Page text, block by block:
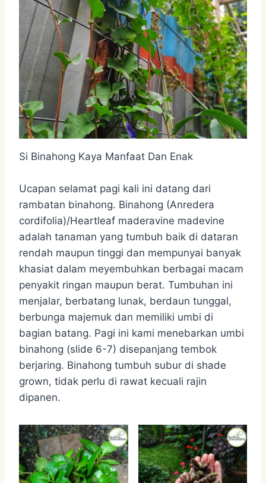
Si Binahong Kaya Manfaat Dan Enak
Ucapan selamat pagi kali ini datang dari
rambatan binahong. Binahong (Anredera
cordifolia)/Heartleaf maderavine madevine
adalah tanaman yang tumbuh baik di dataran
rendah maupun tinggi dan mempunyai banyak
khasiat dalam meyembuhkan berbagai macam
penyakit ringan maupun berat. Tumbuhan ini
menjalar, berbatang lunak, berdaun tunggal,
berbunga majemuk dan memiliki umbi di
bagian batang. Pagi ini kami menebarkan umbi
binahong (slide 6-7) disepanjang tembok
berjaring. Binahong tumbuh subur di shade
grown, tidak perlu di rawat kecuali rajin
dipanen.